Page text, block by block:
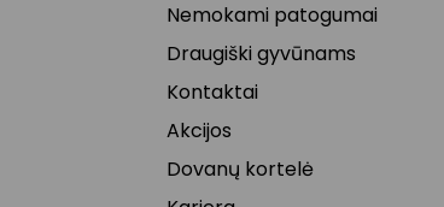
Nemokami patogumai
Draugiški gyvūnams
Kontaktai
Akcijos
Dovanų kortelė